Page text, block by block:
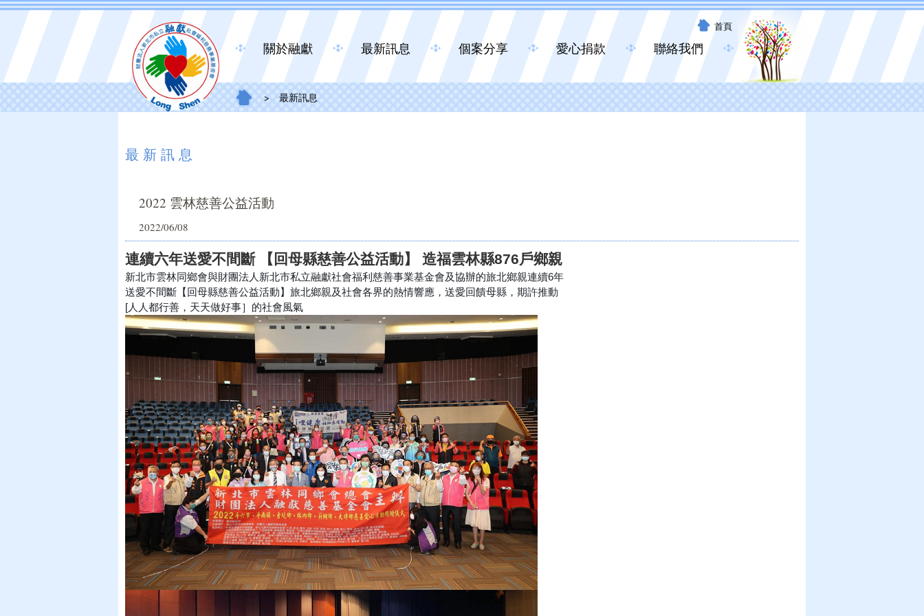
首頁
關於融獻 最新訊息 個案分享 愛心捐款 聯絡我們
> 最新訊息
最新訊息
2022 雲林慈善公益活動
2022/06/08
連續六年送愛不間斷 【回母縣慈善公益活動】 造福雲林縣876戶鄉親
新北市雲林同鄉會與財團法人新北市私立融獻社會福利慈善事業基金會及協辦的旅北鄉親連續6年
送愛不間斷【回母縣慈善公益活動】旅北鄉親及社會各界的熱情響應，送愛回饋母縣，期許推動
[人人都行善，天天做好事］的社會風氣